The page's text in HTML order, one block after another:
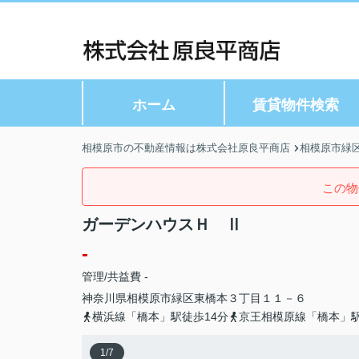
ホーム 賃貸物件検索
相模原市の不動産情報は株式会社原良平商店 相模原市緑
この
ガーデンハウスＨ Ⅱ
-
管理/共益費 -
神奈川県相模原市緑区東橋本 ３丁目１１－６
横浜線「橋本」駅徒歩14分
京王相模原線「橋本」
1/7